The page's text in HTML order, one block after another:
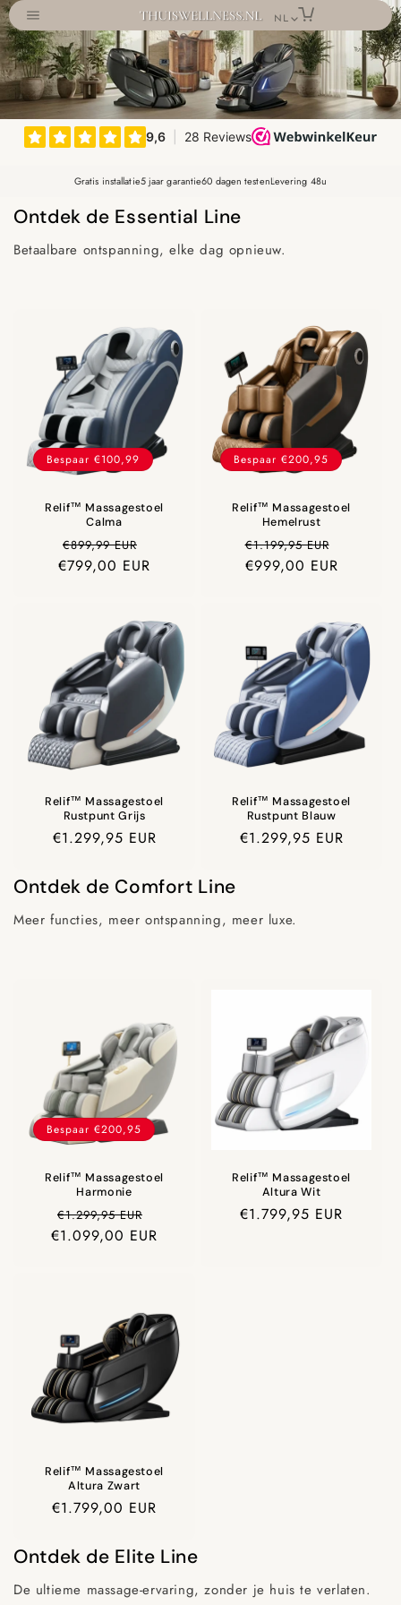
naar de
content
SAUNA'S
KEUZEHULP
60 DAGEN PROEFZITTEN
CONTACT
ZOEK
ACCOUNT
NL
Gratis installatie5 jaar garantie60 dagen testenLevering 48u
Ontdek de Essential Line
Betaalbare ontspanning, elke dag opnieuw.
Bespaar €100,99
Relif™ Massagestoel
Calma
Prijs
€899,99 EUR
Aanbiedingsprijs
€799,00 EUR
Bespaar €200,95
Relif™ Massagestoel
Hemelrust
Prijs
€1.199,95 EUR
€999,00 EUR
Relif™ Massagestoel
Rustpunt Grijs
Prijs
€1.299,95 EUR
Relif™ Massagestoel
Rustpunt Blauw
Prijs
€1.299,95 EUR
Ontdek de Comfort Line
Meer functies, meer ontspanning, meer luxe.
Bespaar €200,95
Relif™ Massagestoel
Harmonie
Prijs
€1.299,95 EUR
Aanbiedingsprijs
€1.099,00 EUR
Relif™ Massagestoel
Altura Wit
Prijs
€1.799,95 EUR
Relif™ Massagestoel
Altura Zwart
Prijs
€1.799,00 EUR
Ontdek de Elite Line
De ultieme massage-ervaring, zonder je huis te verlaten.